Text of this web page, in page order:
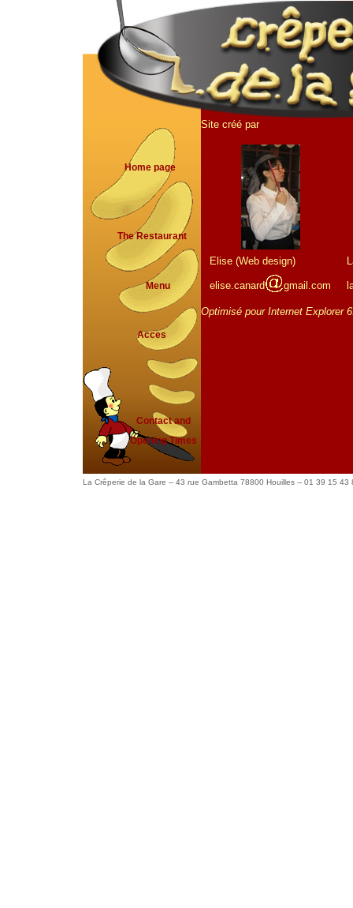
Home page
The Restaurant
Menu
Acces
Contact and
Opening Times
Site créé par
Elise (Web design)
elise.canard gmail.com
Optimisé pour Internet Explorer
La Crêperie de la Gare -- 43 rue Gambetta 78800 Houilles -- 01 39 15 43